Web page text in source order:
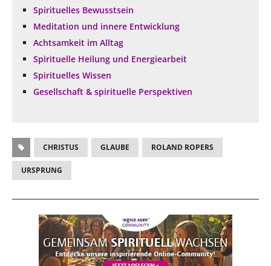
Spirituelles Bewusstsein
Meditation und innere Entwicklung
Achtsamkeit im Alltag
Spirituelle Heilung und Energiearbeit
Spirituelles Wissen
Gesellschaft & spirituelle Perspektiven
CHRISTUS GLAUBE ROLAND ROPERS
URSPRUNG